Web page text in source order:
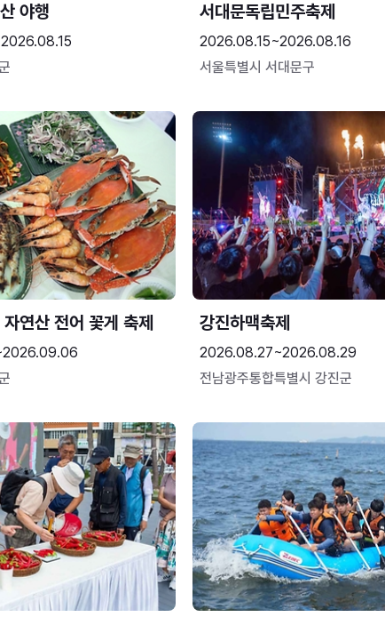
야행 서대문독립민주축제
2026.08.15~2026.08.16
서울특별시 서대문구
연산 전어 꽃게 축제 강진하맥축제
2026.08.27~2026.08.29
전남광주통합특별시 강진군